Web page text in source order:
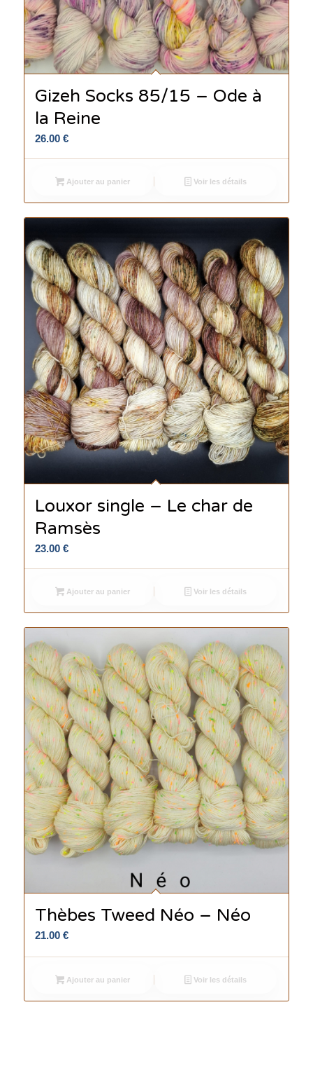
Gizeh Socks 85/15 – Ode à
la Reine
26.00 €
Ajouter au panier Voir les détails
Louxor single – Le char de
Ramsès
23.00 €
Ajouter au panier Voir les détails
Thèbes Tweed Néo – Néo
21.00 €
Ajouter au panier Voir les détails